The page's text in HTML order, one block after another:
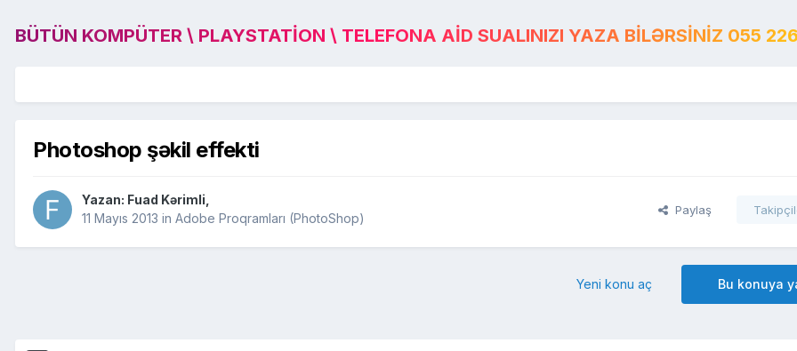
BÜTÜN KOMPÜTER \ PLAYSTATION \ TELEFONA AID SUALINIZI YAZA BILƏRSINIZ 055
Photoshop şəkil effekti
Yazan: Fuad Kərimli
11 Mayıs 2013 in Adobe Proqramları (PhotoShop)
Paylaş
Bu konuya
Yeni konu aç